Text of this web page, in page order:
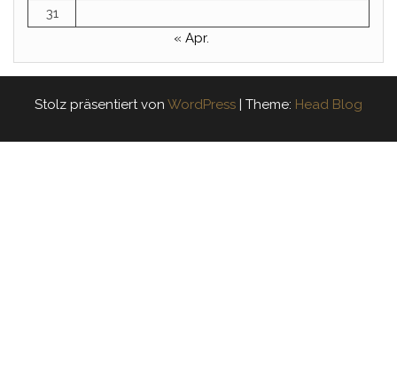
31
« Apr.
Stolz präsentiert von WordPress Theme: Head Blog